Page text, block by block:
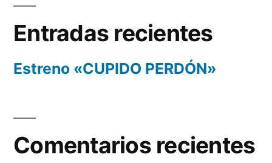
Entradas recientes
Estreno «CUPIDO PERDÓN»
Comentarios recientes